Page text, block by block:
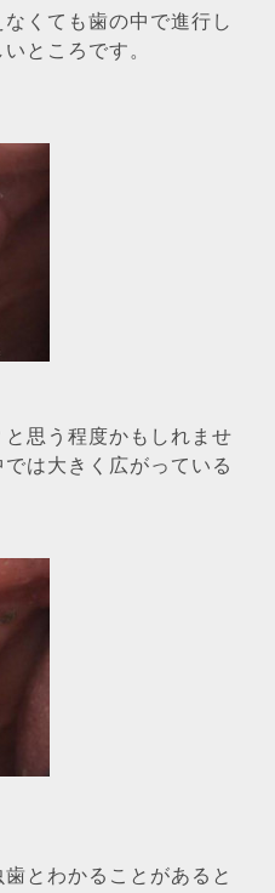
くても歯の中で進行し
ところです。
思う程度かもしれませ
は大きく広がっている
とわかることがあると